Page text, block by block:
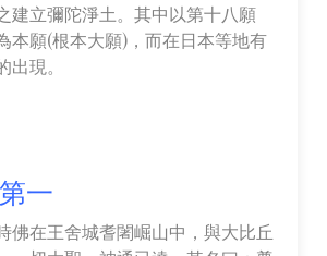
建立彌陀淨土。其中以第十八願
本願(根本大願)，而在日本等地有
現。
一
佛在王舍城耆闍崛山中，與大比丘